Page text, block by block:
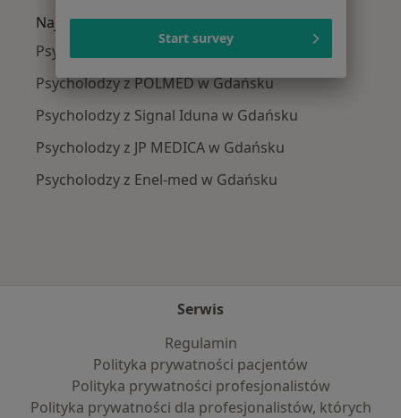
Najpopularniejsze ubezpieczenia
Psycholodzy z Medicover w Gdańsku
Psycholodzy z POLMED w Gdańsku
Psycholodzy z Signal Iduna w Gdańsku
Psycholodzy z JP MEDICA w Gdańsku
Psycholodzy z Enel-med w Gdańsku
Serwis
Regulamin
Polityka prywatności pacjentów
Polityka prywatności profesjonalistów
Polityka prywatności dla profesjonalistów, których
Start survey